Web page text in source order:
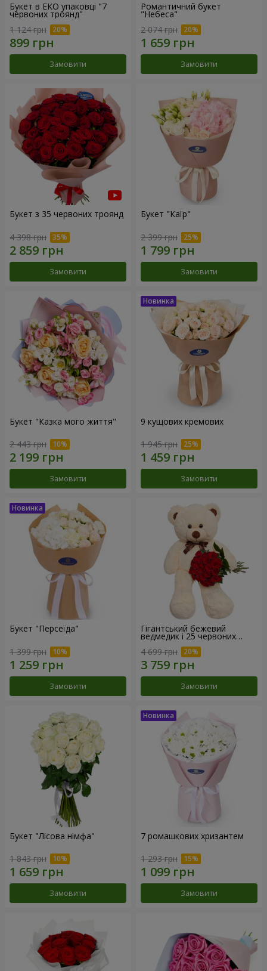
Букет в ЕКО упаковці "7
червоних троянд"
1 124 грн
Замовити
Романтичний букет
"Небеса"
2 074 грн
Замовити
Букет з 35 червоних троянд
4 398 грн
Замовити
Букет "Каїр"
2 399 грн
Замовити
Букет "Казка мого життя"
2 443 грн
Замовити
9 кущових кремових
1 945 грн
Замовити
Букет "Персеїда"
1 399 грн
Замовити
Гігантський бежевий
ведмедик і 25 червоних
троянд
4 699 грн
Замовити
Букет "Лісова німфа"
1 843 грн
Замовити
7 ромашкових хризантем
1 293 грн
Замовити